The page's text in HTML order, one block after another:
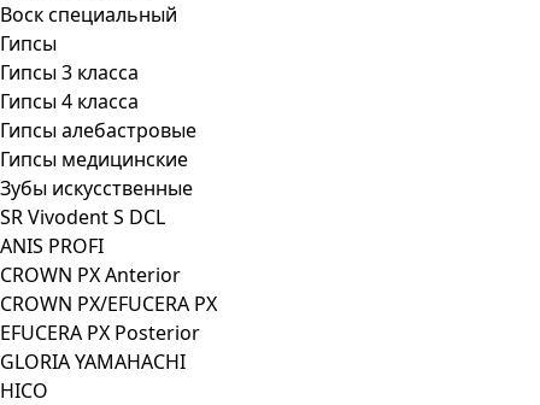
Воск специальный
Гипсы
Гипсы 3 класса
Гипсы 4 класса
Гипсы алебастровые
Гипсы медицинские
Зубы искусственные
SR Vivodent S DCL
ANIS PROFI
CROWN PX Anterior
CROWN PX/EFUCERA PX
EFUCERA PX Posterior
GLORIA YAMAHACHI
HICO